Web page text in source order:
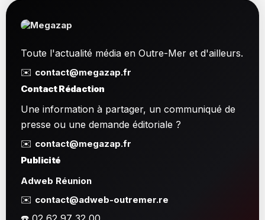
Toute l'actualité média en Outre-Mer et d'ailleurs.
✉️ contact@megazap.fr
Contact Rédaction
Une information à partager, un communiqué de
presse ou une demande éditoriale ?
✉️ contact@megazap.fr
Publicité
Adweb Réunion
✉️ contact@adweb-outremer.re